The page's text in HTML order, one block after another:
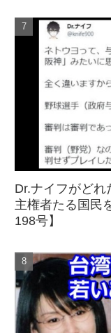
Dr.ナイフがどれ
主権者たる国民
198号】